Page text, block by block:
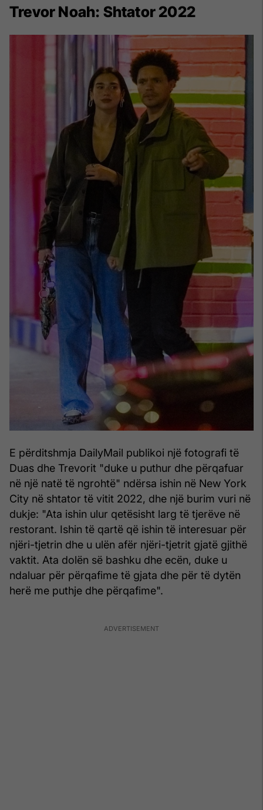
Trevor Noah: Shtator 2022
E përditshmja DailyMail publikoi një fotografi të
Duas dhe Trevorit "duke u puthur dhe përqafuar
në një natë të ngrohtë" ndërsa ishin në New York
City në shtator të vitit 2022, dhe një burim vuri në
dukje: "Ata ishin ulur qetësisht larg të tjerëve në
restorant. Ishin të qartë që ishin të interesuar për
njëri-tjetrin dhe u ulën afër njëri-tjetrit gjatë gjithë
vaktit. Ata dolën së bashku dhe ecën, duke u
ndaluar për përqafime të gjata dhe për të dytën
herë me puthje dhe përqafime".